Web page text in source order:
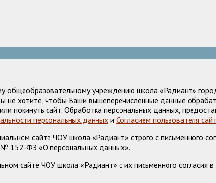
общеобразовательному учреждению школа «Радиант»
не хотите, чтобы Ваши вышеперечисленные данные
покинуть сайт. Обработка персональных данных,
персональных данных и Согласием пользователя
сайте ЧОУ школа «Радиант» строго с письменного
№ 152-ФЗ «О персональных данных».
сайте ЧОУ школа «Радиант» с их письменного согласия